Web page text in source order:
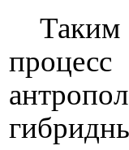
Таким